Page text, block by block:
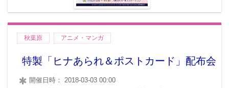
秋葉原 アニメ・マンガ
特製「ヒナあられ＆ポストカード」配布会
開催日時： 2018-03-03 00:00